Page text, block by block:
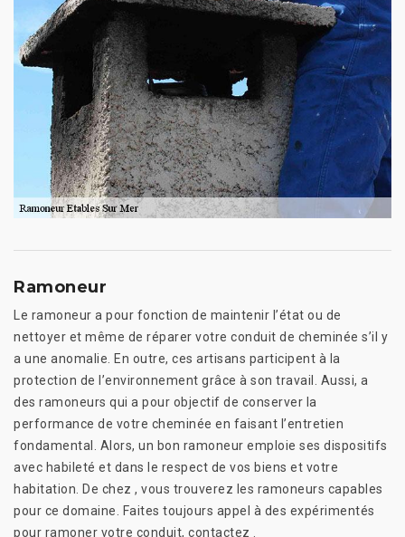
Ramoneur
Le ramoneur a pour fonction de maintenir l’état ou de
nettoyer et même de réparer votre conduit de cheminée s’il y
a une anomalie. En outre, ces artisans participent à la
protection de l’environnement grâce à son travail. Aussi, a
des ramoneurs qui a pour objectif de conserver la
performance de votre cheminée en faisant l’entretien
fondamental. Alors, un bon ramoneur emploie ses dispositifs
avec habileté et dans le respect de vos biens et votre
habitation. De chez , vous trouverez les ramoneurs capables
pour ce domaine. Faites toujours appel à des expérimentés
pour ramoner votre conduit, contactez .